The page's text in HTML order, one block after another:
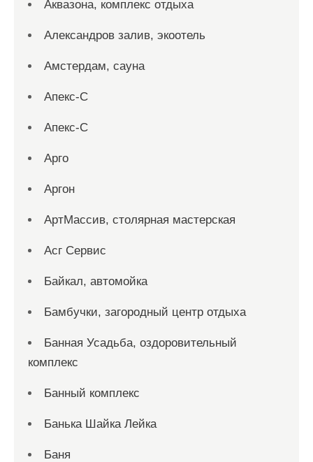
Аквазона, комплекс отдыха
Александров залив, экоотель
Амстердам, сауна
Апекс-С
Апекс-С
Арго
Аргон
АртМассив, столярная мастерская
Асг Сервис
Байкал, автомойка
Бамбучки, загородный центр отдыха
Банная Усадьба, оздоровительный
комплекс
Банный комплекс
Банька Шайка Лейка
Баня